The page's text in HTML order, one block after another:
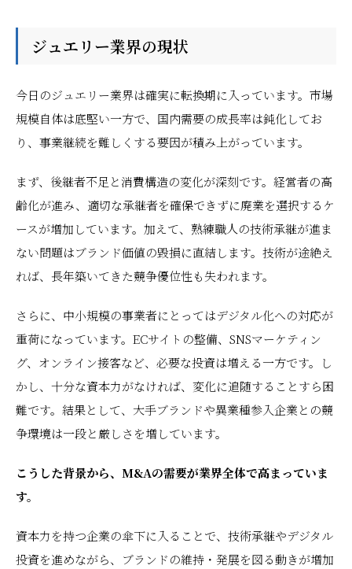
ジュエリー業界の現状
今日のジュエリー業界は確実に転換期に入っています。市場
規模自体は底堅い一方で、国内需要の成長率は鈍化してお
り、事業継続を難しくする要因が積み上がっています。
まず、後継者不足と消費構造の変化が深刻です。経営者の高
齢化が進み、適切な承継者を確保できずに廃業を選択するケ
ースが増加しています。加えて、熟練職人の技術承継が進ま
ない問題はブランド価値の毀損に直結します。技術が途絶え
れば、長年築いてきた競争優位性も失われます。
さらに、中小規模の事業者にとってはデジタル化への対応が
重荷になっています。ECサイトの整備、SNSマーケティン
グ、オンライン接客など、必要な投資は増える一方です。し
かし、十分な資本力がなければ、変化に追随することすら困
難です。結果として、大手ブランドや異業種参入企業との競
争環境は一段と厳しさを増しています。
こうした背景から、M&Aの需要が業界全体で高まっていま
す。
資本力を持つ企業の傘下に入ることで、技術承継やデジタル
投資を進めながら、ブランドの維持・発展を図る動きが増加